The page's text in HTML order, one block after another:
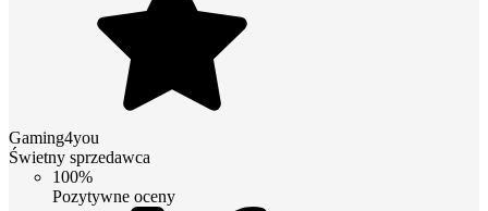
Gaming4you
Świetny sprzedawca
100%
Pozytywne oceny